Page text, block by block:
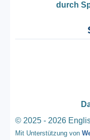
durch
© 2025 - 2026
Mit Unterstützung von